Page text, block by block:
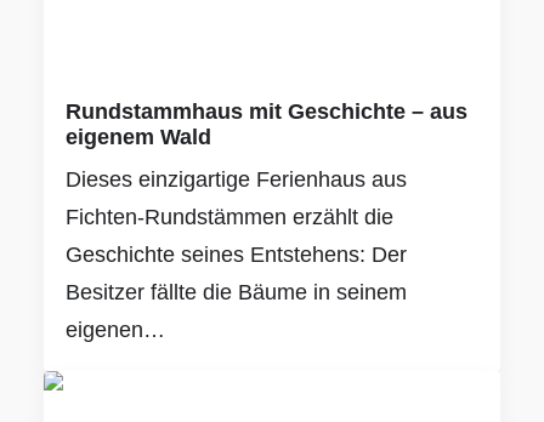
Rundstammhaus mit Geschichte – aus
eigenem Wald
Dieses einzigartige Ferienhaus aus
Fichten-Rundstämmen erzählt die
Geschichte seines Entstehens: Der
Besitzer fällte die Bäume in seinem
eigenen…